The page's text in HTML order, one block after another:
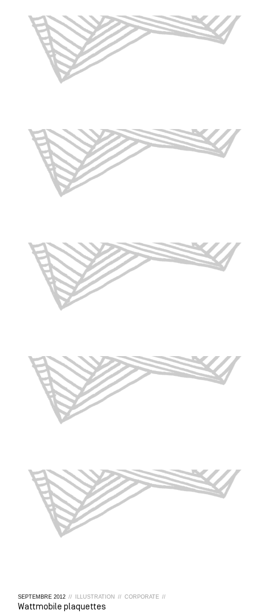
SEPTEMBRE 2012 // ILLUSTRATION // CORPORATE //
Wattmobile plaquettes